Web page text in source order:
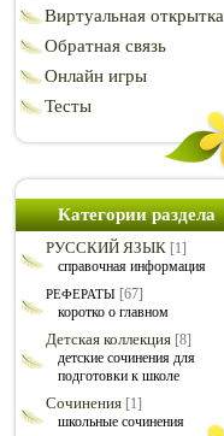
Виртуальная открытка
Обратная связь
Онлайн игры
Тесты
Категории раздела
РУССКИЙ ЯЗЫК [1]
справочная информация
РЕФЕРАТЫ [67]
коротко о главном
Детская коллекция [8]
детские сочинения для
подготовки к школе
Сочинения [1]
школьные сочинения